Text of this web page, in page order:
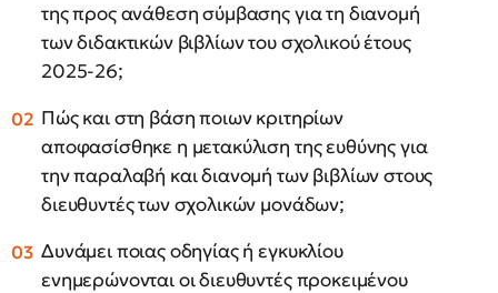
της προς ανάθεση σύμβασης για τη διανομή
των διδακτικών βιβλίων του σχολικού έτους
2025-26;
Πώς και στη βάση ποιων κριτηρίων
αποφασίσθηκε η μετακύλιση της ευθύνης για
την παραλαβή και διανομή των βιβλίων στους
διευθυντές των σχολικών μονάδων;
Δυνάμει ποιας οδηγίας ή εγκυκλίου
ενημερώνονται οι διευθυντές προκειμένου